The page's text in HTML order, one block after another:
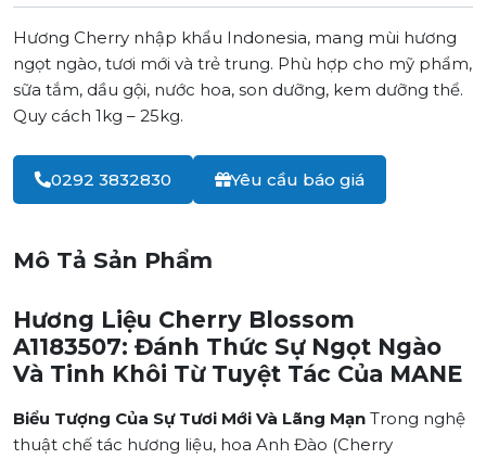
Hương Cherry nhập khẩu Indonesia, mang mùi hương
ngọt ngào, tươi mới và trẻ trung. Phù hợp cho mỹ phẩm,
sữa tắm, dầu gội, nước hoa, son dưỡng, kem dưỡng thể.
Quy cách 1kg – 25kg.
0292 3832830 Yêu cầu báo giá
Mô Tả Sản Phẩm
Hương Liệu Cherry Blossom
A1183507: Đánh Thức Sự Ngọt Ngào
Và Tinh Khôi Từ Tuyệt Tác Của MANE
Biểu Tượng Của Sự Tươi Mới Và Lãng Mạn Trong nghệ
thuật chế tác hương liệu, hoa Anh Đào (Cherry